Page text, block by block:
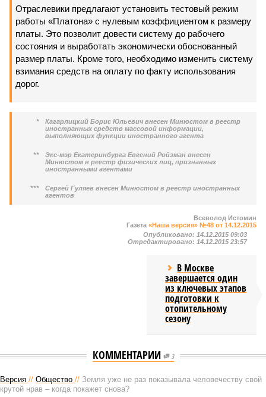
Отраслевики предлагают установить тестовый режим
работы «Платона» с нулевым коэффициентом к размеру
платы. Это позволит довести систему до рабочего
состояния и выработать экономически обоснованный
размер платы. Кроме того, необходимо изменить систему
взимания средств на оплату по факту использования
дорог.
*
Кагарлицкий Борис Юльевич внесен Минюстом в реестр
иностранных средств массовой информации,
выполняющих функции иностранного агента
**
Экс-мэр Екатеринбурга Евгений Ройзман внесен
Минюстом в реестр физических лиц, признанных
иностранными агентами
***
Сергей Гуляев внесен Минюстом в реестр иностранных
агентов
Всеволод Истомин
Газета «Наша версия» №48 от 14.12.2015
Опубликовано: 14.12.2015 09:03
Отредактировано: 14.12.2015 23:57
В Москве
завершается один
из ключевых этапов
подготовки к
отопительному
сезону
КОММЕНТАРИИ 3
Версия // Общество // Земля уже не раз показывала человечеству свой
крутой нрав – когда покажет снова?